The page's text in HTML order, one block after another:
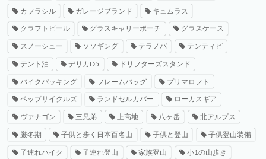
カフラシル ガレージブランド キュムラス
クラフトビール グラスキャリーポーチ グラスケース
スノーシュー ソソギング テラノバ テンティピ
テント泊 デリカD5 ドリフターズスタンド
バイクパッキング フレームバッグ プリマロフト
ペップサイクルズ ランドセルカバー ローカスギア
ヴァナゴン 三兄弟 上高地 八ヶ岳 北アルプス
厳冬期 子供と歩く日本百名山 子供と登山 子供登山装備
子連れハイク 子連れ登山 家族登山 小1の山歩き